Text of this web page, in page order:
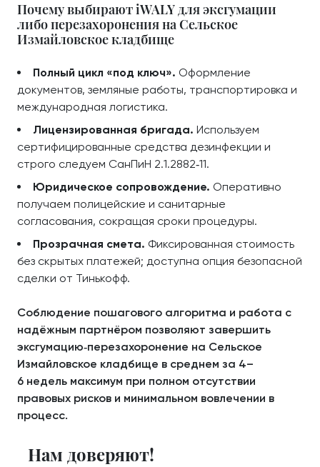
Почему выбирают iWALY для эксгумации
либо перезахоронения на Сельское
Измайловское кладбище
Полный цикл «под ключ». Оформление
документов, земляные работы, транспортировка и
международная логистика.
Лицензированная бригада. Используем
сертифицированные средства дезинфекции и
строго следуем СанПиН 2.1.2882‑11.
Юридическое сопровождение. Оперативно
получаем полицейские и санитарные
согласования, сокращая сроки процедуры.
Прозрачная смета. Фиксированная стоимость
без скрытых платежей; доступна опция безопасной
сделки от Тинькофф.
Соблюдение пошагового алгоритма и работа с
надёжным партнёром позволяют завершить
эксгумацию‑перезахоронение на Сельское
Измайловское кладбище в среднем за 4–
6 недель максимум при полном отсутствии
правовых рисков и минимальном вовлечении в
процесс.
Нам доверяют!